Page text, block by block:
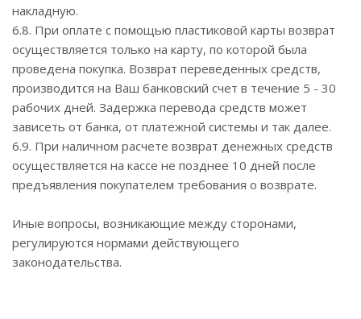
накладную.
6.8. При оплате с помощью пластиковой карты возврат
осуществляется только на карту, по которой была
проведена покупка. Возврат переведенных средств,
производится на Ваш банковский счет в течение 5 - 30
рабочих дней. Задержка перевода средств может
зависеть от банка, от платежной системы и так далее.
6.9. При наличном расчете возврат денежных средств
осуществляется на кассе не позднее 10 дней после
предъявления покупателем требования о возврате.
Иные вопросы, возникающие между сторонами,
регулируются нормами действующего
законодательства.